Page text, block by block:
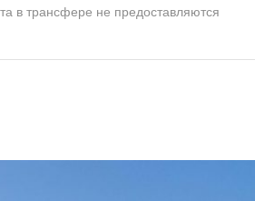
в трансфере не предоставляются